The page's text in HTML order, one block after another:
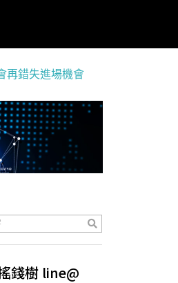
再錯失進場機會
錢樹 line@